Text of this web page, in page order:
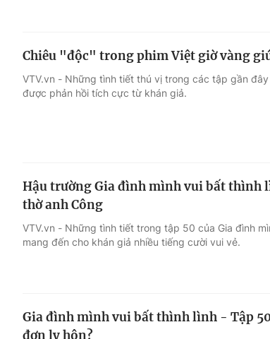
Chiêu "độc" trong phim Việt giờ vàng
VTV.vn - Những tình tiết thú vị trong các tập gần
được phản hồi tích cực từ khán giả.
Hậu trường Gia đình mình vui bất thình
thờ anh Công
VTV.vn - Những tình tiết trong tập 50 của Gia đình
mang đến cho khán giả nhiều tiếng cười vui vẻ.
Gia đình mình vui bất thình lình - Tập
đơn ly hôn?